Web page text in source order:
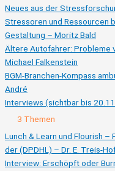
Neues aus der
Stressoren und Ressourcen
Gestaltung – Moritz Bald
Ältere Autofahrer: Probleme
Michael Falkenstein
BGM-Branchen-Kompass
André
Interviews (sichtbar bis
Ausklappen
Interviews
bis
20.11.)
3 Themen
Lunch & Learn und Flourish
der (DPDHL) – Dr. E. Treis-
Interview: Erschöpft oder